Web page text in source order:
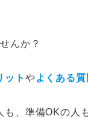
んか？
ット やよくある質
、準備OKの人